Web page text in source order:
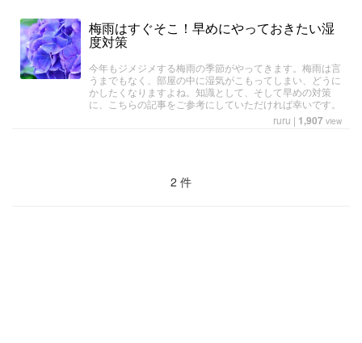
梅雨はすぐそこ！早めにやっておきたい湿
度対策
今年もジメジメする梅雨の季節がやってきます。梅雨は言
うまでもなく、部屋の中に湿気がこもってしまい、どうに
かしたくなりますよね。知識として、そして早めの対策
に、こちらの記事をご参考にしていただければ幸いです。
ruru | 1,907 view
2 件